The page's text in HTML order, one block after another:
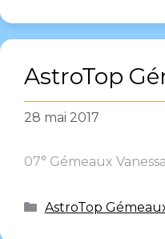
AstroTop
28 mai 2017
07° Gémeaux
AstroTop